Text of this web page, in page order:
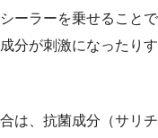
ーラーを乗せることで
分が刺激になったりす
は、抗菌成分（サリチ